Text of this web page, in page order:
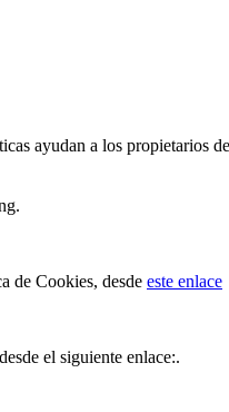
ayudan a los propietarios
de Cookies, desde este enlace
el siguiente enlace:.